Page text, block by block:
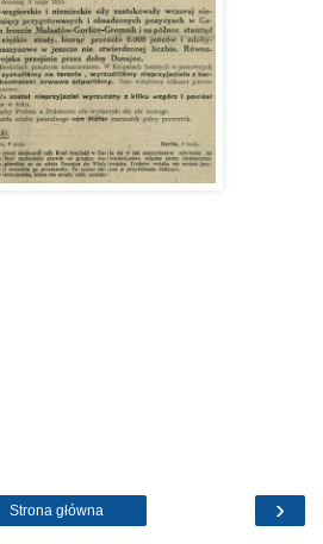
›
Strona główna